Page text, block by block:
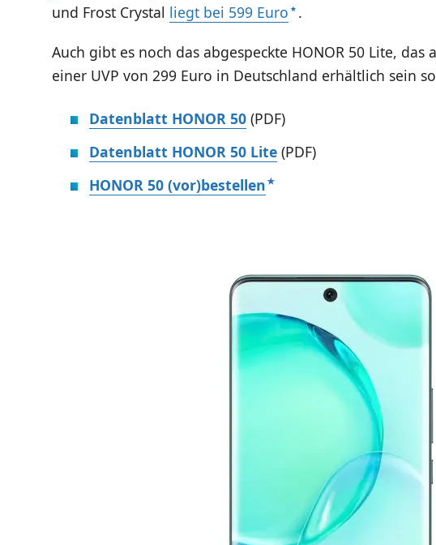
und Frost Crystal liegt bei 599 Euro .
Auch gibt es noch das abgespeckte HONOR 50 Lite, das
einer UVP von 299 Euro in Deutschland erhältlich sein
Datenblatt HONOR 50(PDF)
Datenblatt HONOR 50 Lite(PDF)
HONOR 50 (vor)bestellen